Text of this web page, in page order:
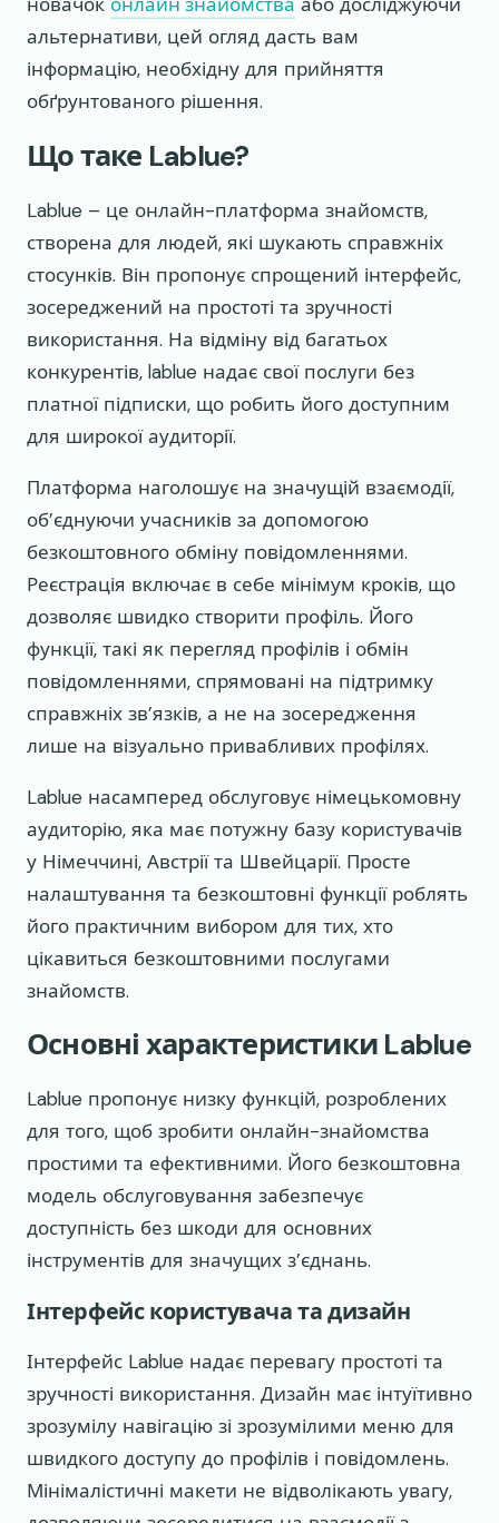
новачок онлайн знайомства або досліджуючи
альтернативи, цей огляд дасть вам
інформацію, необхідну для прийняття
обґрунтованого рішення.
Що таке Lablue?
Lablue – це онлайн-платформа знайомств,
створена для людей, які шукають справжніх
стосунків. Він пропонує спрощений інтерфейс,
зосереджений на простоті та зручності
використання. На відміну від багатьох
конкурентів, lablue надає свої послуги без
платної підписки, що робить його доступним
для широкої аудиторії.
Платформа наголошує на значущій взаємодії,
об’єднуючи учасників за допомогою
безкоштовного обміну повідомленнями.
Реєстрація включає в себе мінімум кроків, що
дозволяє швидко створити профіль. Його
функції, такі як перегляд профілів і обмін
повідомленнями, спрямовані на підтримку
справжніх зв’язків, а не на зосередження
лише на візуально привабливих профілях.
Lablue насамперед обслуговує німецькомовну
аудиторію, яка має потужну базу користувачів
у Німеччині, Австрії та Швейцарії. Просте
налаштування та безкоштовні функції роблять
його практичним вибором для тих, хто
цікавиться безкоштовними послугами
знайомств.
Основні характеристики Lablue
Lablue пропонує низку функцій, розроблених
для того, щоб зробити онлайн-знайомства
простими та ефективними. Його безкоштовна
модель обслуговування забезпечує
доступність без шкоди для основних
інструментів для значущих з’єднань.
Інтерфейс користувача та дизайн
Інтерфейс Lablue надає перевагу простоті та
зручності використання. Дизайн має інтуїтивно
зрозумілу навігацію зі зрозумілими меню для
швидкого доступу до профілів і повідомлень.
Мінімалістичні макети не відволікають увагу,